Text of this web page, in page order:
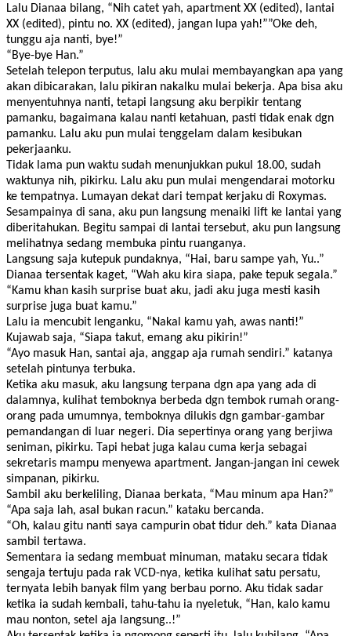
Lalu Dianaa bilang, “Nih catet yah, apartment XX (edited), lantai
XX (edited), pintu no. XX (edited), jangan lupa yah!””Oke deh,
tunggu aja nanti, bye!”
“Bye-bye Han.”
Setelah telepon terputus, lalu aku mulai membayangkan apa yang
akan dibicarakan, lalu pikiran nakalku mulai bekerja. Apa bisa aku
menyentuhnya nanti, tetapi langsung aku berpikir tentang
pamanku, bagaimana kalau nanti ketahuan, pasti tidak enak dgn
pamanku. Lalu aku pun mulai tenggelam dalam kesibukan
pekerjaanku.
Tidak lama pun waktu sudah menunjukkan pukul 18.00, sudah
waktunya nih, pikirku. Lalu aku pun mulai mengendarai motorku
ke tempatnya. Lumayan dekat dari tempat kerjaku di Roxymas.
Sesampainya di sana, aku pun langsung menaiki lift ke lantai yang
diberitahukan. Begitu sampai di lantai tersebut, aku pun langsung
melihatnya sedang membuka pintu ruanganya.
Langsung saja kutepuk pundaknya, “Hai, baru sampe yah, Yu..”
Dianaa tersentak kaget, “Wah aku kira siapa, pake tepuk segala.”
“Kamu khan kasih surprise buat aku, jadi aku juga mesti kasih
surprise juga buat kamu.”
Lalu ia mencubit lenganku, “Nakal kamu yah, awas nanti!”
Kujawab saja, “Siapa takut, emang aku pikirin!”
“Ayo masuk Han, santai aja, anggap aja rumah sendiri.” katanya
setelah pintunya terbuka.
Ketika aku masuk, aku langsung terpana dgn apa yang ada di
dalamnya, kulihat temboknya berbeda dgn tembok rumah orang-
orang pada umumnya, temboknya dilukis dgn gambar-gambar
pemandangan di luar negeri. Dia sepertinya orang yang berjiwa
seniman, pikirku. Tapi hebat juga kalau cuma kerja sebagai
sekretaris mampu menyewa apartment. Jangan-jangan ini cewek
simpanan, pikirku.
Sambil aku berkeliling, Dianaa berkata, “Mau minum apa Han?”
“Apa saja lah, asal bukan racun.” kataku bercanda.
“Oh, kalau gitu nanti saya campurin obat tidur deh.” kata Dianaa
sambil tertawa.
Sementara ia sedang membuat minuman, mataku secara tidak
sengaja tertuju pada rak VCD-nya, ketika kulihat satu persatu,
ternyata lebih banyak film yang berbau porno. Aku tidak sadar
ketika ia sudah kembali, tahu-tahu ia nyeletuk, “Han, kalo kamu
mau nonton, setel aja langsung..!”